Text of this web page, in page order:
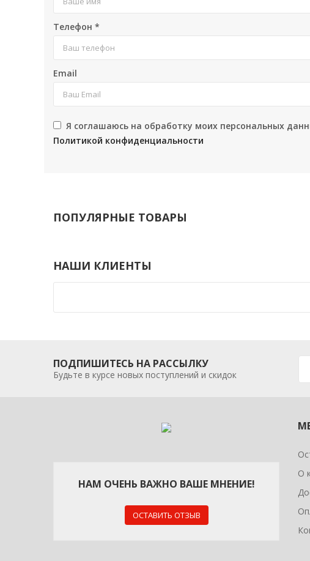
Телефон *
Email
Я соглашаюсь на обработку моих персональных
Политикой конфиденциальности
ПОПУЛЯРНЫЕ ТОВАРЫ
НАШИ КЛИЕНТЫ
ПОДПИШИТЕСЬ НА РАССЫЛКУ
Будьте в курсе новых поступлений и скидок
НАМ ОЧЕНЬ ВАЖНО ВАШЕ МНЕНИЕ!
ОСТАВИТЬ ОТЗЫВ
О